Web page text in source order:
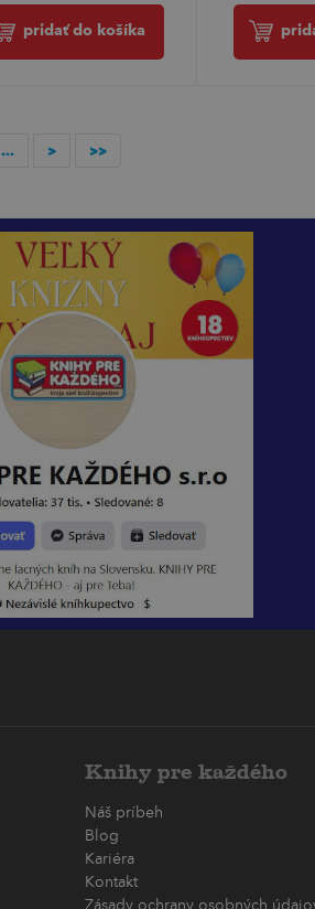
pridať do košíka
... > >>
Knihy pre každého
Náš príbeh
Blog
Kariéra
Kontakt
Zásady ochrany osobných